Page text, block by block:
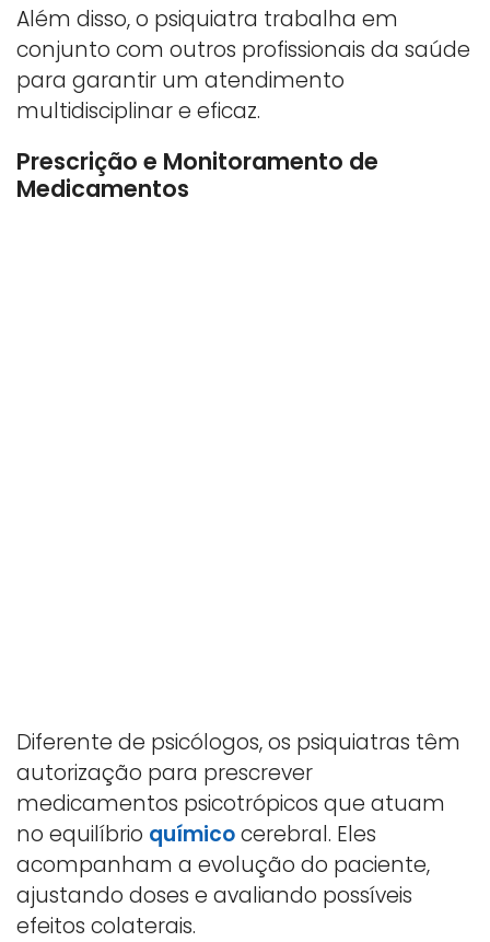
Além disso, o psiquiatra trabalha em
conjunto com outros profissionais da saúde
para garantir um atendimento
multidisciplinar e eficaz.
Prescrição e Monitoramento de
Medicamentos
Diferente de psicólogos, os psiquiatras têm
autorização para prescrever
medicamentos psicotrópicos que atuam
no equilíbrio químicocerebral. Eles
acompanham a evolução do paciente,
ajustando doses e avaliando possíveis
efeitos colaterais.